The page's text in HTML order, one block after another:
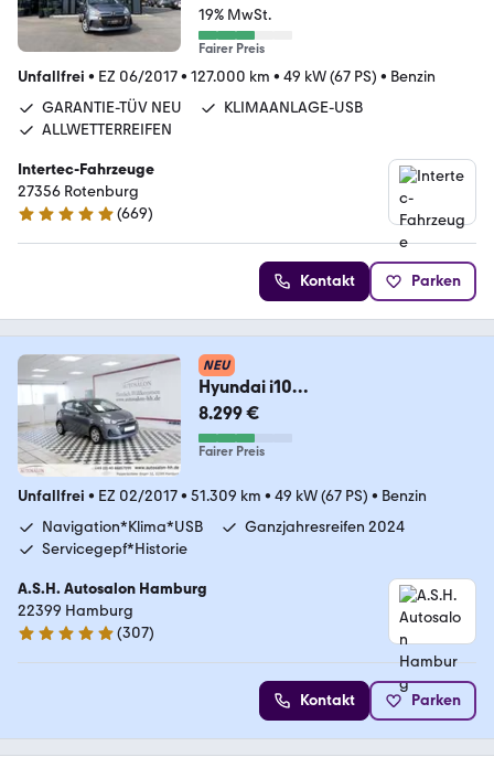
19% MwSt.
Fairer Preis
Unfallfrei • EZ 06/2017• 127.000 km • 49 kW (67 PS) • Benzin
GARANTIE-TÜV NEU
KLIMAANLAGE-USB
ALLWETTERREIFEN
Intertec-Fahrzeuge
27356 Rotenburg
4.9 Sterne
(669)
Kontakt Parken
NEU
Hyundai i10
Classic*1Vorb*Serviceg*Navi*Kli
ma*Bluetooth*
8.299 €
Fairer Preis
Unfallfrei • EZ 02/2017• 51.309 km • 49 kW (67 PS) • Benzin
Navigation*Klima*USB
Ganzjahresreifen 2024
Servicegepf*Historie
A.S.H. Autosalon Hamburg
22399 Hamburg
4.9 Sterne
(307)
Kontakt Parken